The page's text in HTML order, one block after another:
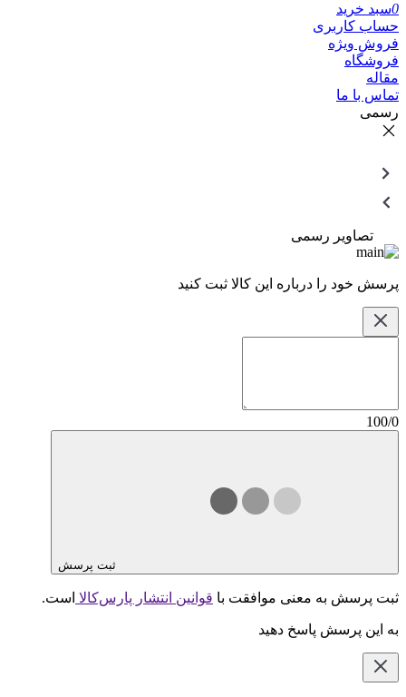
0سبد خرید
حساب کاربری
فروش ویژه
فروشگاه
مقاله
تماس با ما
رسمی
تصاویر رسمی
پرسش خود را درباره این کالا ثبت کنید
100/0
ثبت پرسش
ثبت پرسش به معنی موافقت با قوانین انتشار پارس‌کالا است.
به این پرسش پاسخ دهید